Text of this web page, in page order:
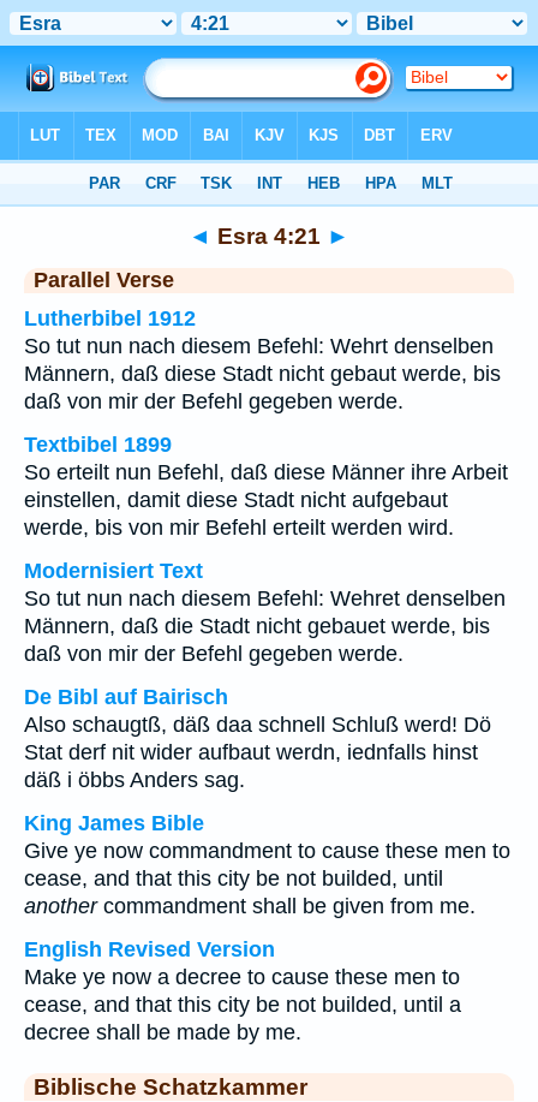
◄ Esra 4:21 ►
Parallel Verse
Lutherbibel 1912
So tut nun nach diesem Befehl: Wehrt denselben
Männern, daß diese Stadt nicht gebaut werde, bis
daß von mir der Befehl gegeben werde.
Textbibel 1899
So erteilt nun Befehl, daß diese Männer ihre Arbeit
einstellen, damit diese Stadt nicht aufgebaut
werde, bis von mir Befehl erteilt werden wird.
Modernisiert Text
So tut nun nach diesem Befehl: Wehret denselben
Männern, daß die Stadt nicht gebauet werde, bis
daß von mir der Befehl gegeben werde.
De Bibl auf Bairisch
Also schaugtß, däß daa schnell Schluß werd! Dö
Stat derf nit wider aufbaut werdn, iednfalls hinst
däß i öbbs Anders sag.
King James Bible
Give ye now commandment to cause these men to
cease, and that this city be not builded, until
anothercommandment shall be given from me.
English Revised Version
Make ye now a decree to cause these men to
cease, and that this city be not builded, until a
decree shall be made by me.
Biblische Schatzkammer